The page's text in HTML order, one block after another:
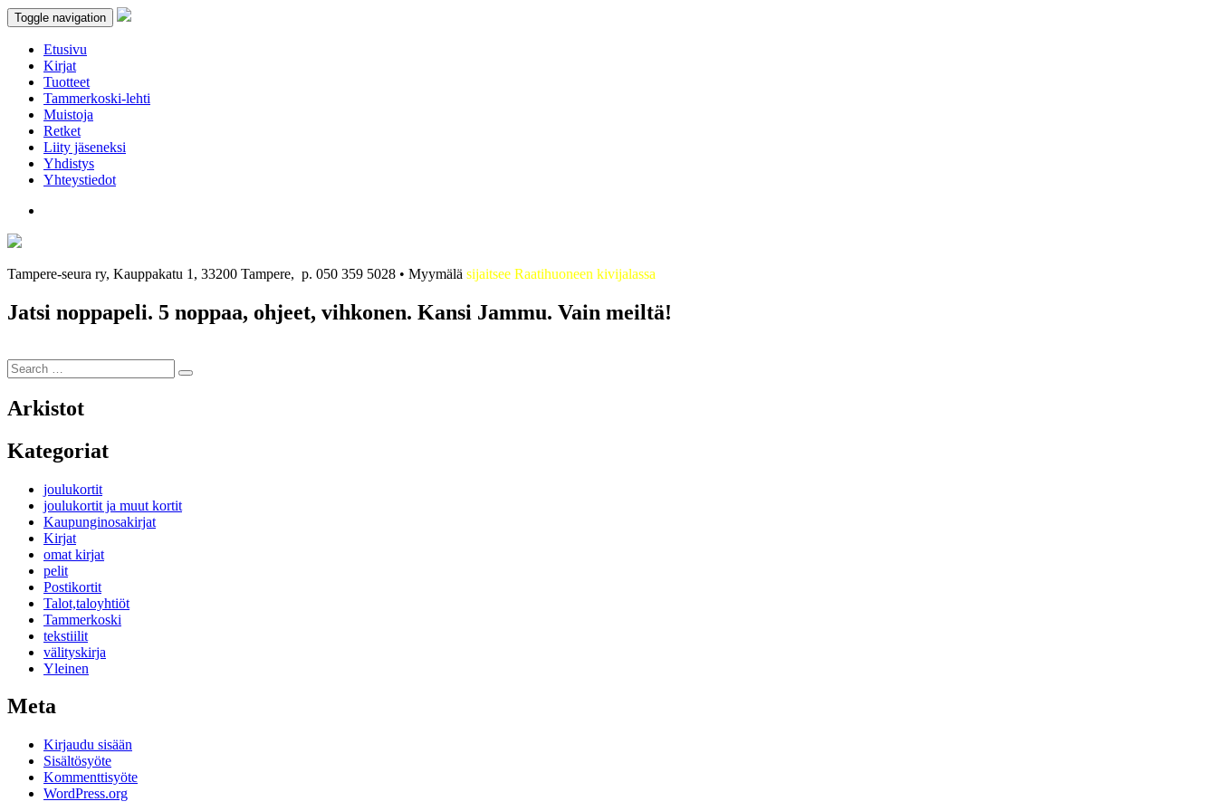
Toggle navigation
Etusivu
Kirjat
Tuotteet
Tammerkoski-lehti
Muistoja
Retket
Liity jäseneksi
Yhdistys
Yhteystiedot
Tampere-seura ry, Kauppakatu 1, 33200 Tampere, p. 050 359 5028 • Myymälä sijaitsee Raatihuoneen kivijalassa
Jatsi noppapeli. 5 noppaa, ohjeet, vihkonen. Kansi Jammu. Vain meiltä!
Search
for:
Search
Arkistot
Kategoriat
joulukortit
joulukortit ja muut kortit
Kaupunginosakirjat
Kirjat
omat kirjat
pelit
Postikortit
Talot,taloyhtiöt
Tammerkoski
tekstiilit
välityskirja
Yleinen
Meta
Kirjaudu sisään
Sisältösyöte
Kommenttisyöte
WordPress.org